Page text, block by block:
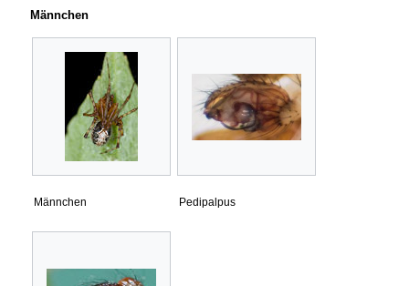
Männchen
Männchen Pedipalpus